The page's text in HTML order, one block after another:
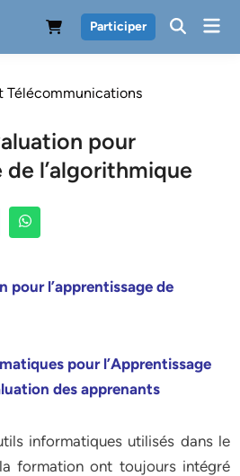
Participer
Télécommunications
pour
de l’algorithmique
pour l’apprentissage de
pour l’Apprentissage
des apprenants
informatiques utilisés dans le
formation ont toujours intégré